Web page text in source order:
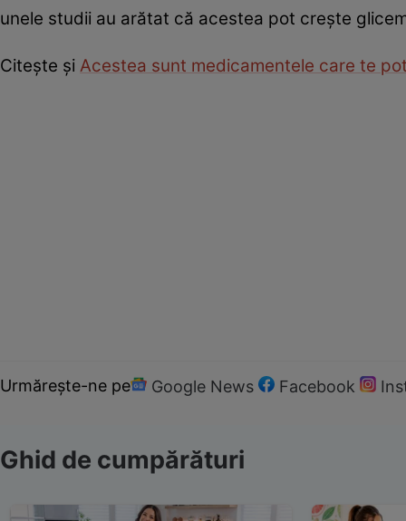
unele studii au arătat că acestea pot crește
Citește și Acestea sunt medicamentele care te
Urmărește-ne pe Google News Facebook
Ghid de cumpărături